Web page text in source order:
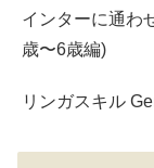
インターに通わ
歳〜6歳編)
リンガスキル